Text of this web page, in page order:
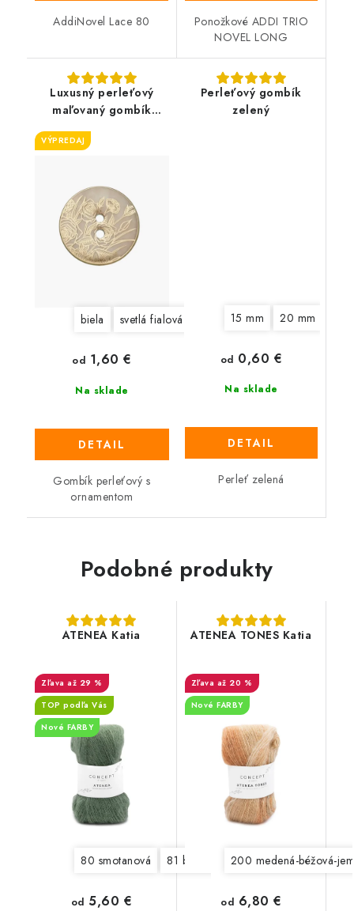
AddiNovel Lace 80
Ponožkové ADDI TRIO
NOVEL LONG
Luxusný perleťový
maľovaný gombík
farby)
VÝPREDAJ
biela svetlá fialová svetlá modrá svetlá ružová
Na sklade
od 1,60 €
DETAIL
Gombík perleťový s
ornamentom
Perleťový gombík
zelený
15 mm 20 mm
Na sklade
od 0,60 €
DETAIL
Perleť zelená
Podobné produkty
ATENEA Katia
až 29 %
TOP podľa Vás
Nové FARBY
80 smotanová 81 béžová 82 lososová - VÝPREDAJ
od 5,60 €
ATENEA TONES Katia
až 20 %
Nové FARBY
200 medená-béžová-
od 6,80 €